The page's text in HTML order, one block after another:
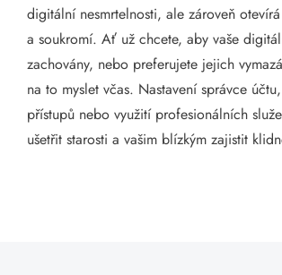
digitální nesmrtelnosti, ale zároveň
a soukromí. Ať už chcete, aby vaše
zachovány, nebo preferujete jejich
na to myslet včas. Nastavení správce
přístupů nebo využití profesionálních
ušetřit starosti a vašim blízkým zajistit